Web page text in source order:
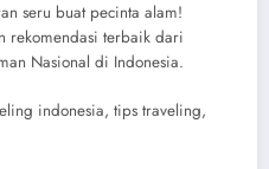
seru buat pecinta alam!
rekomendasi terbaik dari
Nasional di Indonesia.
indonesia, tips traveling,